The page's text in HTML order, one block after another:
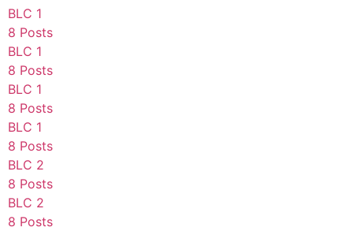
BLC 1
8 Posts
BLC 1
8 Posts
BLC 1
8 Posts
BLC 1
8 Posts
BLC 2
8 Posts
BLC 2
8 Posts